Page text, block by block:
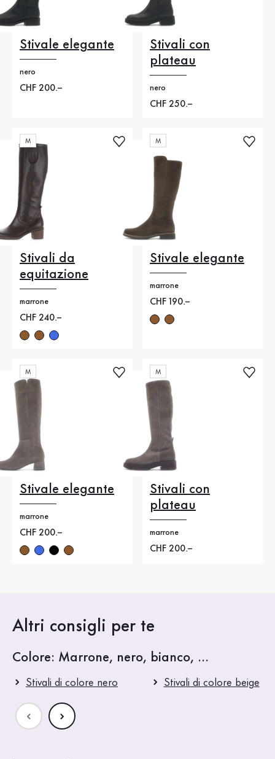
Stivale elegante
nero
Nuovo prezzo
CHF 200.–
Stivali con
plateau
nero
Nuovo prezzo
CHF 250.–
M
Stivali da
equitazione
marrone
Nuovo prezzo
CHF 240.–
M
Stivale elegante
marrone
Nuovo prezzo
CHF 190.–
M
Stivale elegante
marrone
Nuovo prezzo
CHF 200.–
M
Stivali con
plateau
marrone
Nuovo prezzo
CHF 200.–
Altri consigli per te
Colore: Marrone, nero, bianco, ...
Stivali di colore nero Stivali di colore beige